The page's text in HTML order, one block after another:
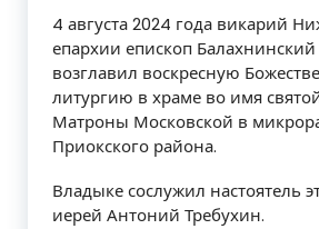
4 августа 2024 года викарий
епархии епископ
возглавил воскресную
литургию в храме во имя
Матроны Московской в
Приокского района.
Владыке сослужил настоятель
иерей Антоний Требухин.